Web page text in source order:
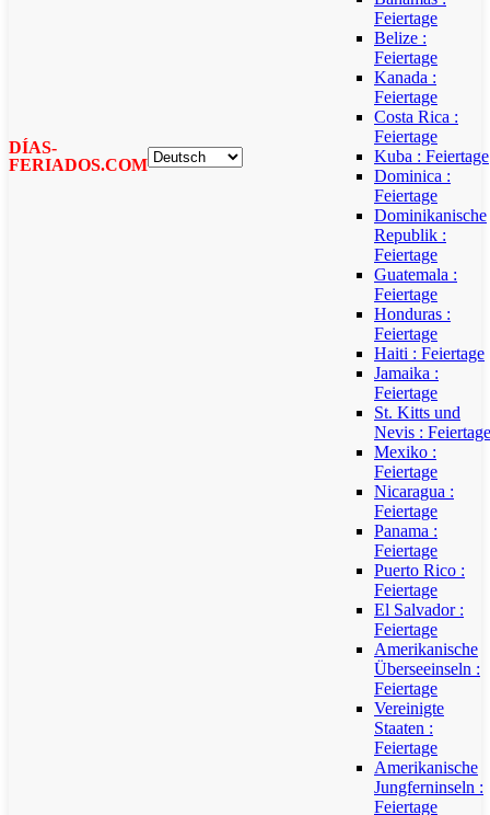
DÍAS-
FERIADOS.COM
Feiertage
Belize :
Feiertage
Kanada :
Feiertage
Costa Rica :
Feiertage
Kuba : Feiertage
Dominica :
Feiertage
Dominikanische
Republik :
Feiertage
Guatemala :
Feiertage
Honduras :
Feiertage
Haiti : Feiertage
Jamaika :
Feiertage
St. Kitts und
Nevis : Feiertage
Mexiko :
Feiertage
Nicaragua :
Feiertage
Panama :
Feiertage
Puerto Rico :
Feiertage
El Salvador :
Feiertage
Amerikanische
Überseeinseln :
Feiertage
Vereinigte
Staaten :
Feiertage
Amerikanische
Jungferninseln :
Feiertage